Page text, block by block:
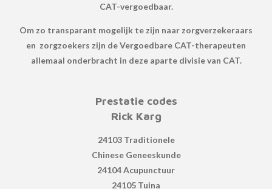
CAT-vergoedbaar.
Om zo transparant mogelijk te zijn naar zorgverzekeraars
en zorgzoekers zijn de Vergoedbare CAT-therapeuten
allemaal onderbracht in deze aparte divisie van CAT.
Prestatie codes
Rick Karg
24103 Traditionele
Chinese Geneeskunde
24104 Acupunctuur
24105 Tuina